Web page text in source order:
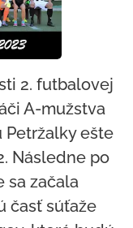
2. futbalovej
A-mužstva
Petržalky ešte
Následne po
sa začala
časť súťaže